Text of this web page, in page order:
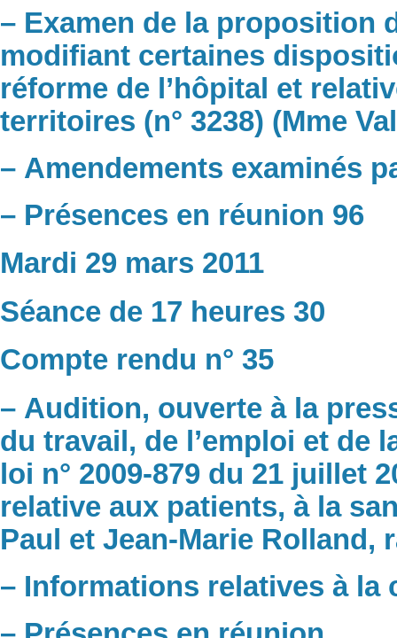
– Examen de la proposition
modifiant certaines
réforme de l’hôpital et
territoires (n° 3238) (Mme
– Amendements examinés
– Présences en réunion 96
Mardi 29 mars 2011
Séance de 17 heures 30
Compte rendu n° 35
– Audition, ouverte à la
du travail, de l’emploi et de
loi n° 2009-879 du 21 juillet
relative aux patients, à la
Paul et Jean-Marie Rolland,
– Informations relatives à la